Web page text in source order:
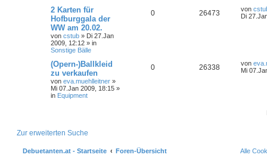
2 Karten für
Hofburggala der
WW am 20.02.
von cstub » Di 27.Jan
2009, 12:12 » in
Sonstige Bälle
0 26473 von
Di
(Opern-)Ballkleid
zu verkaufen
von eva.muehlleitner »
Mi 07.Jan 2009, 18:15 »
in Equipment
0 26338 von
Mi
Zur erweiterten Suche
Debuetanten.at - Startseite Foren-Übersicht Alle